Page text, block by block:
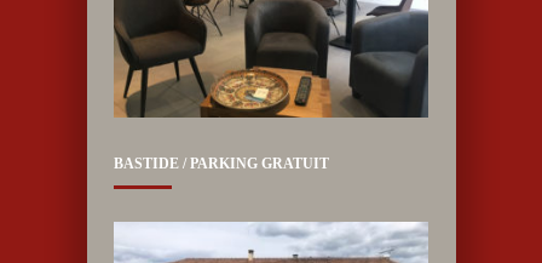
BASTIDE / PARKING GRATUIT